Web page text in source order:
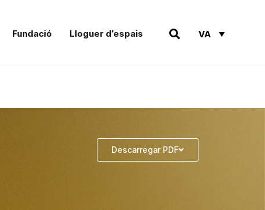
Fundació Lloguer d’espais VA
Descarregar PDF